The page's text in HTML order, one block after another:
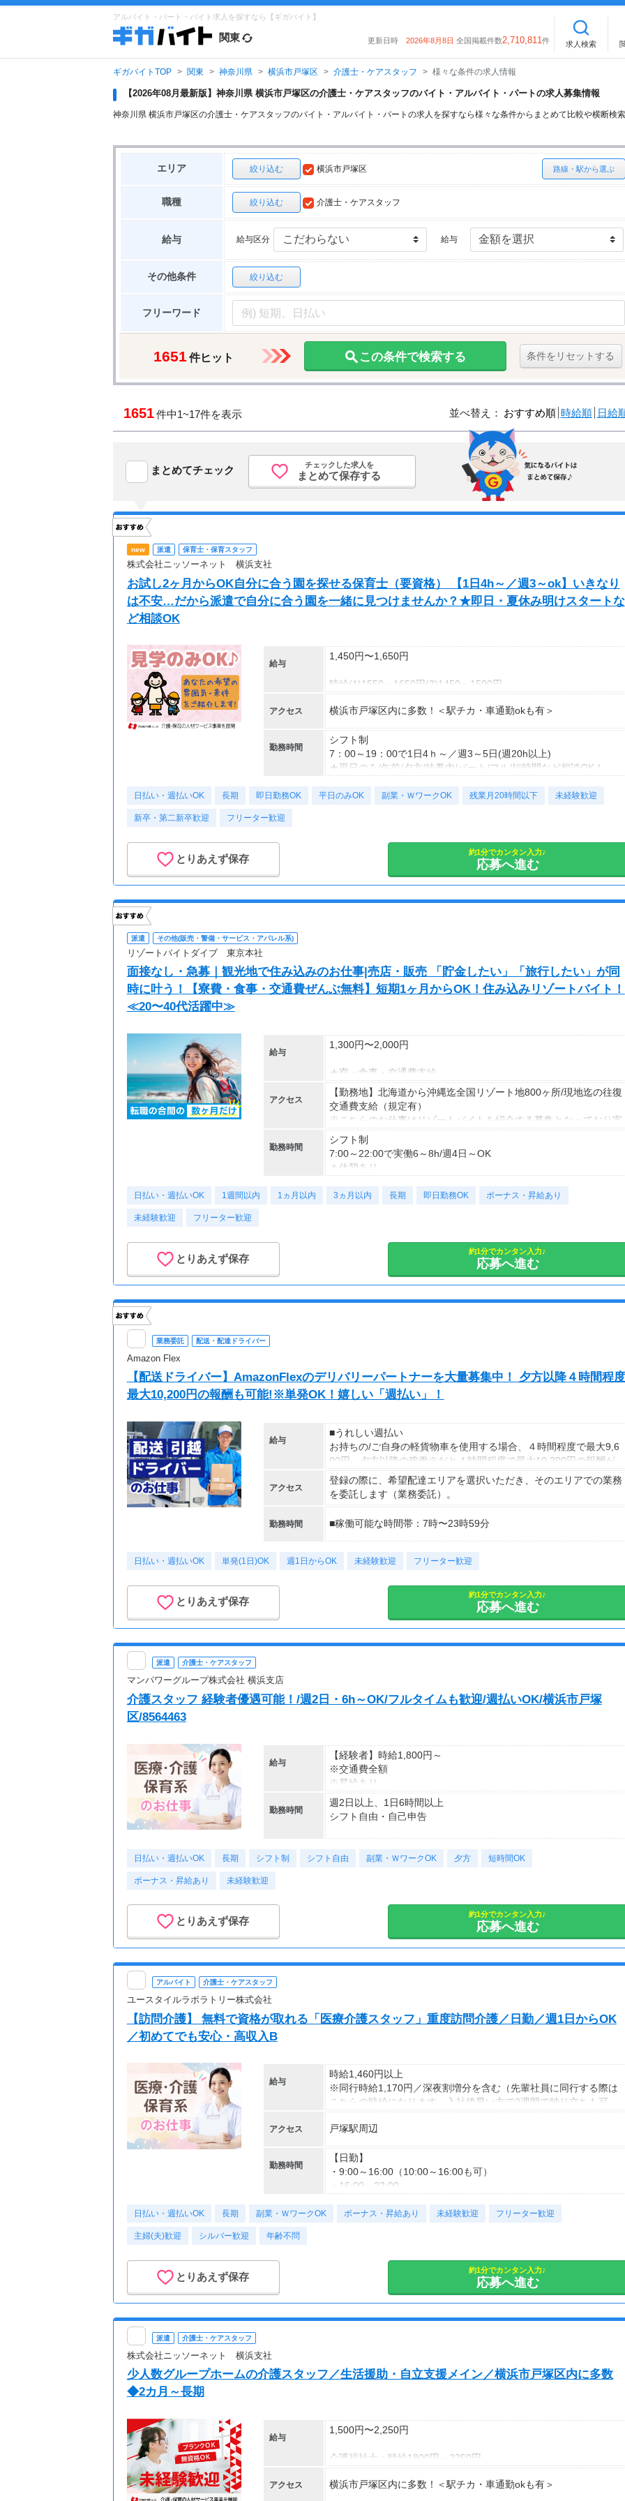
アルバイト・パート・バイト求人を探すなら【ギガバイト】
関東 更新日時 2026年8月8日 全国掲載件数2,710,811件 求人検索
ギガバイトTOP 関東 神奈川県 横浜市戸塚区 介護士・ケアスタッフ 様々な条件の求人情報
【2026年08月最新版】神奈川県 横浜市戸塚区の介護士・ケアスタッフのバイト・アルバイト・パートの求人募集情報
神奈川県 横浜市戸塚区の介護士・ケアスタッフのバイト・アルバイト・パートの求人を探すなら様々な条件からまとめて比較や横断検
エリア 絞り込む 路線・駅から選ぶ
横浜市戸塚区
職種 絞り込む 介護士・ケアスタッフ
給与 給与区分 給与
その他条件 絞り込む
フリーワード
1651 件ヒット この条件で検索する 条件をリセットする
1651件中1~17件を表示 並べ替え： おすすめ順 時給順 日給
まとめてチェック チェックした求人を
まとめて保存する
new 派遣 保育士・保育スタッフ
株式会社ニッソーネット 横浜支社
お試し2ヶ月からOK自分に合う園を探せる保育士（要資格） 【1日4h～／週3～ok】いきなり
は不安…だから派遣で自分に合う園を一緒に見つけませんか？★即日・夏休み明けスタートな
ど相談OK
給与
1,450円〜1,650円
時給(1)1550～1650円(2)1450～1500円
(2)週40ｈ未満
【月収例】
290400円（時給1650円×8h×22日)
7：00～19：00で1日4ｈ～、週3～5日(週20h以上)
★平日のみ/午前/夕方/扶養内/パート/フル/短時間など相談OK！
アクセス 横浜市戸塚区内に多数！＜駅チカ・車通勤okも有＞
勤務時間
シフト制
7：00～19：00で1日4ｈ～／週3～5日(週20h以上)
★平日のみ/午前/夕方/扶養内/パート/フル/短時間など相談OK！
日払い・週払いOK 長期 即日勤務OK 平日のみOK 副業・ＷワークOK 残業月20時間以下 未経験歓迎
新卒・第二新卒歓迎 フリーター歓迎
とりあえず保存
約1分でカンタン入力♪
応募へ進む
派遣 その他(販売・警備・サービス・アパレル系)
リゾートバイトダイブ 東京本社
面接なし・急募｜観光地で住み込みのお仕事|売店・販売 「貯金したい」「旅行したい」が同
時に叶う！【寮費・食事・交通費ぜんぶ無料】短期1ヶ月からOK！住み込みリゾートバイト！
≪20〜40代活躍中≫
給与
1,300円〜2,000円
★寮・食事・交通費支給
住み込みのお仕事のため、以下の補助があります。
・寮費・光熱費無料（個室あり）
・食事無料
・Wi-Fiあり
・往復交通費支給（上限あり）
※勤務地による
ができます！
＝(時給1,300円×8h＋残業1h)×23日
▼貯金の目安
そのほか ：1.5万円
社会保険 ：3万円
支出合計 ：5万円
→毎月20万円程度の貯金が目指せます！
短期でお金を貯めたい方にはピッタリ！
アクセス
【勤務地】北海道から沖縄迄全国リゾート地800ヶ所/現地迄の往復
交通費支給（規定有）
※こちらのお仕事はリゾートバイトを紹介する募集となっており実
際に募集がある勤務地と異なる場合がございます。
カウンセリングでご希望条件をお伺いし、全国からお仕事をご案内
いたします。※ご自宅からの通勤も可
★お仕事開始までの流れ★
勤務時間
シフト制
7:00～22:00で実働6～8h/週4日～OK
＊休憩あり
★沖縄については、最低3ヶ月の期間が必要です
短期から長期まで、ご希望の期間で勤務できます！
日払い・週払いOK 1週間以内 1ヵ月以内 3ヵ月以内 長期 即日勤務OK ボーナス・昇給あり
未経験歓迎 フリーター歓迎
とりあえず保存
約1分でカンタン入力♪
応募へ進む
業務委託 配送・配達ドライバー
Amazon Flex
【配送ドライバー】AmazonFlexのデリバリーパートナーを大量募集中！ 夕方以降４時間程度
最大10,200円の報酬も可能!※単発OK！嬉しい「週払い」！
給与
■うれしい週払い
お持ちの/ご自身の軽貨物車を使用する場合、４時間程度で最大9,6
00円。夕方以降の稼働※だと４時間程度で最大10,200円の報酬が
獲得可能！給与ではなく、委託業務に応じた報酬をお支払いする業
務委託のお仕事です。うれしい週払い。
※関東圏4-6月に１8時以降稼働した場合を想定。地域により異な
ります
※報酬は規約にしたがい配達完了の15日後に支払いますが、可能
な場合は、より早く、週払いで前週稼働分をお支払いします。
登録の際に、希望配達エリアを選択いただき、そのエリアでの業務
アクセス
登録の際に、希望配達エリアを選択いただき、そのエリアでの業務
を委託します（業務委託）。
勤務時間 ■稼働可能な時間帯：7時〜23時59分
日払い・週払いOK 単発(1日)OK 週1日からOK 未経験歓迎 フリーター歓迎
とりあえず保存
約1分でカンタン入力♪
応募へ進む
派遣 介護士・ケアスタッフ
マンパワーグループ株式会社 横浜支店
介護スタッフ 経験者優遇可能！/週2日・6h～OK/フルタイムも歓迎/週払いOK/横浜市戸塚
区/8564463
給与
【経験者】時給1,800円～
※交通費全額
※昇給あり
≪収入例≫
◎日勤／経験者の場合
・日収(1,800*8)円（時給1,800円×8h）
・月収316,800円（日収(1,800*8)円×月22回勤務）
※資格手当あり（時給50円～UP/資格の種類によって異なる）
※週払いOK（規定あり）
→金曜日締め最短翌週火曜日にお給料GET♪
※車・バイク通勤に関して施設により異なる場合あり（応相談）
勤務時間
週2日以上、1日6時間以上
シフト自由・自己申告
応募後、あなたの希望をお伺いして、
※勤務時間に合わせて30分～1ｈの休憩あり
※この時間内で、働けるご希望時間帯をもとにお探し致します。
◇9：00～16：00など
◇7：00～14：00など
夕方からWワークの方に最適！
◇10：00～19：00など
しっかりフルタイム勤務も可能！
あなたの希望のシフト時間を叶えます！
応募後になんでも相談してくださいね！
※上記はシフトの一例です。
登録制のため、案件により異なります。
日払い・週払いOK 長期 シフト制 シフト自由 副業・ＷワークOK 夕方 短時間OK
ボーナス・昇給あり 未経験歓迎
とりあえず保存
約1分でカンタン入力♪
応募へ進む
アルバイト 介護士・ケアスタッフ
ユースタイルラボラトリー株式会社
【訪問介護】 無料で資格が取れる「医療介護スタッフ」重度訪問介護／日勤／週1日からOK
／初めてでも安心・高収入B
給与
時給1,460円以上
※同行時給1,170円／深夜割増分を含む（先輩社員に同行する際は
こちらの時給になります。入社後早い方で2週間で独り立ちも可
※交通費一部支給（既定あり）
【収入例】
週1回勤務の場合：1,460円×8時間×4回=4万6,720円
アクセス 戸塚駅周辺
勤務時間
【日勤】
・9:00～16:00（10:00～16:00も可）
・16:00～22:00
※上記の時間内で8時間勤務（休憩1時間）ご利用者様により、時
日払い・週払いOK 長期 副業・ＷワークOK ボーナス・昇給あり 未経験歓迎 フリーター歓迎
主婦(夫)歓迎 シルバー歓迎 年齢不問
とりあえず保存
約1分でカンタン入力♪
応募へ進む
派遣 介護士・ケアスタッフ
株式会社ニッソーネット 横浜支社
少人数グループホームの介護スタッフ／生活援助・自立支援メイン／横浜市戸塚区内に多数
◆2カ月～長期
給与
1,500円〜2,250円
介護福祉士：時給1800円～2250円
無資格の方：時給1500円～1875円
アクセス 横浜市戸塚区内に多数！＜駅チカ・車通勤okも有＞